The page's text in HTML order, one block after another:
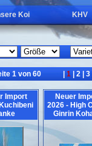
Koi KHV
1 von 60 1 2 3
Import
Neuer
2026 - High
Ginrin